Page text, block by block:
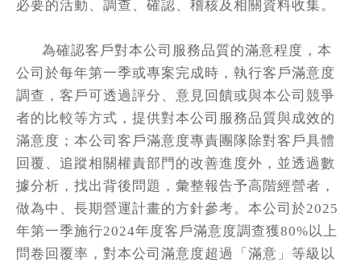
必要的活動、調查、確認、稽核及相關資料收集。
為確認客戶對本公司服務品質的滿意程度，本
公司於每年第一季或專案完成時，執行客戶滿意度
調查，客戶可透過評分、意見回饋或與本公司競爭
者的比較等方式，提供對本公司服務品質與成效的
滿意度；本公司客戶滿意度專責團隊除對客戶具體
回覆、追蹤相關權責部門的改善進度外，並透過數
據分析，找出背後問題，彙整報告予高階經營者，
做為中、長期營運計畫的方針參考。本公司於2025
年第一季施行2024年度客戶滿意度調查獲80% 以上
問卷回覆率，對本公司滿意度超過「滿意」等級以